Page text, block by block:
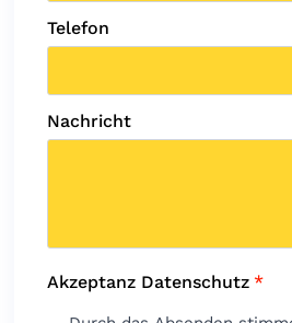
Telefon
Nachricht
Akzeptanz Datenschutz *